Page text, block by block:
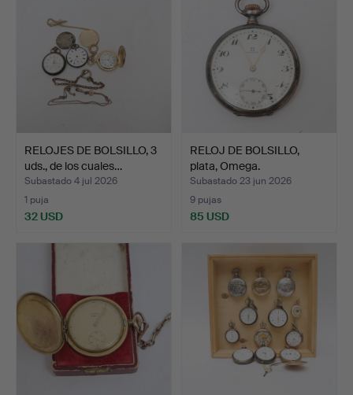
RELOJES DE BOLSILLO, 3
uds., de los cuales…
Subastado 4 jul 2026
1 puja
32 USD
RELOJ DE BOLSILLO,
plata, Omega.
Subastado 23 jun 2026
9 pujas
85 USD